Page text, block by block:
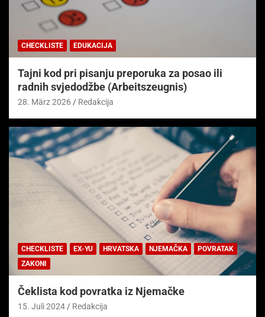
CHECKLISTE EDUKACIJA
Tajni kod pri pisanju preporuka za posao ili
radnih svjedodžbe (Arbeitszeugnis)
28. März 2026 Redakcija
CHECKLISTE EX-YU HRVATSKA NJEMAČKA
POVRATAK
ZAKONI
Čeklista kod povratka iz Njemačke
15. Juli 2024 Redakcija